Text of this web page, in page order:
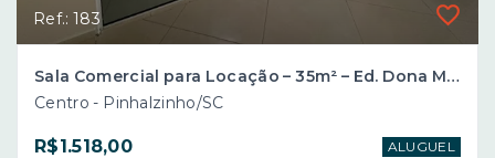
Ref.: 183
Sala Comercial para Locação – 35m² – Ed. Dona Maria – Centro de Pinhalzinho/SC
Centro - Pinhalzinho/SC
R$1.518,00 ALUGUEL